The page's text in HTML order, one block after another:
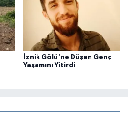
İznik Gölü'ne Düşen Genç
Yaşamını Yitirdi